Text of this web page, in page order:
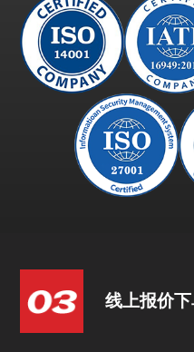
线上报价